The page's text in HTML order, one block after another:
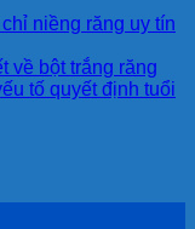
niềng răng uy tín
về bột trắng răng
tố quyết định tuổi